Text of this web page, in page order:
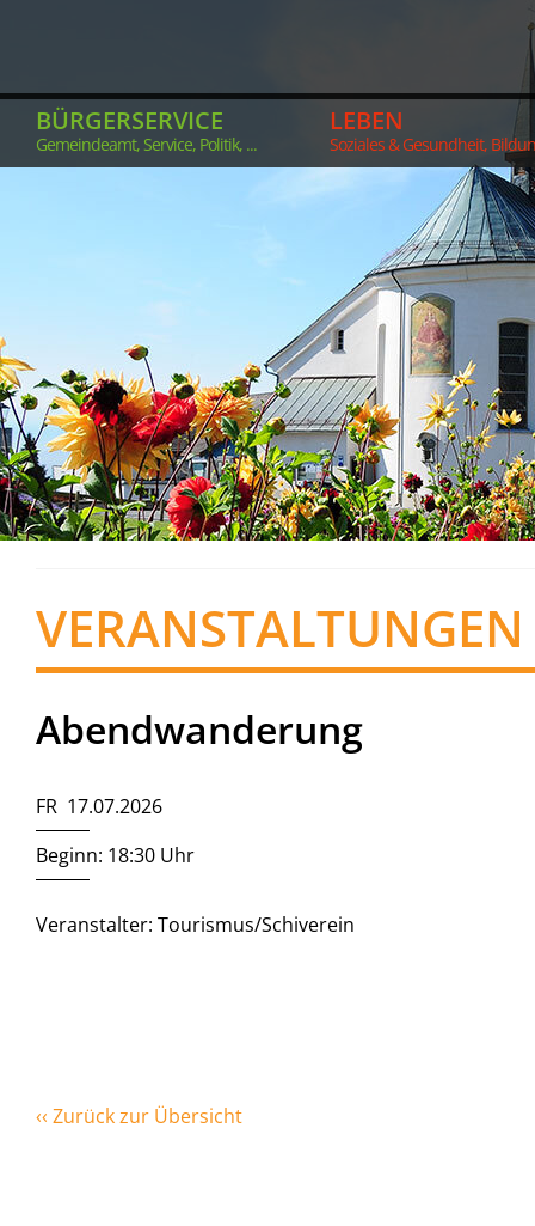
BÜRGERSERVICE
Gemeindeamt, Service, Politik, ...
LEBEN
Soziales & Gesundheit,
VERANSTALTUNGEN
Abendwanderung
FR 17.07.2026
Beginn: 18:30 Uhr
Veranstalter: Tourismus/Schiverein
‹‹ Zurück zur Übersicht